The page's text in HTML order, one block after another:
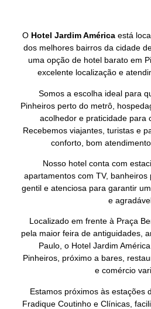
O Hotel Jardim América está
dos melhores bairros da cidade
uma opção de hotel barato em
excelente localização e
Somos a escolha ideal para
Pinheiros perto do metrô,
acolhedor e praticidade para
Recebemos viajantes, turistas e
conforto, bom
Nosso hotel conta com
apartamentos com TV,
gentil e atenciosa para garantir
e
Localizado em frente à Praça
pela maior feira de antiguidades,
Paulo, o Hotel Jardim
Pinheiros, próximo a bares,
e comércio
Estamos próximos às estações
Fradique Coutinho e Clínicas,